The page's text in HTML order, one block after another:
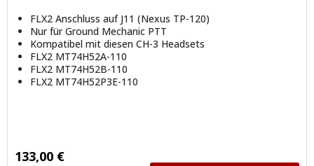
FLX2 Anschluss auf J11 (Nexus TP-120)
Nur für Ground Mechanic PTT
Kompatibel mit diesen CH-3 Headsets
FLX2 MT74H52A-110
FLX2 MT74H52B-110
FLX2 MT74H52P3E-110
133,00 €